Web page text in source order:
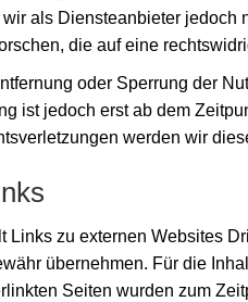
als Diensteanbieter
die auf eine
oder Sperrung der
ist jedoch erst ab dem
werden wir
Links zu externen Websites
übernehmen. Für die
Seiten wurden zum